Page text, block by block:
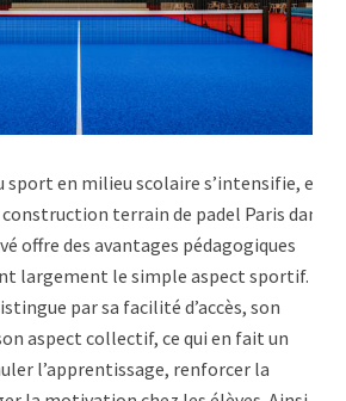
sport en milieu scolaire s’intensifie, et
terrain de padel Paris dans
offre des avantages pédagogiques
largement le simple aspect sportif.
par sa facilité d’accès, son
aspect collectif, ce qui en fait un
l’apprentissage, renforcer la